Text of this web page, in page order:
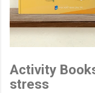
Activity
stress